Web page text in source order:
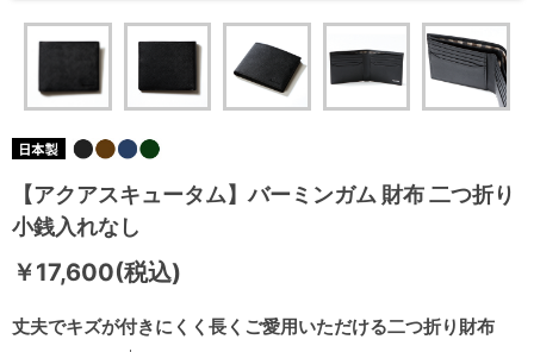
【アクアスキュータム】バーミンガム 財布 二つ折り
小銭入れなし
丈夫でキズが付きにくく長くご愛用いただける二つ折り財布
￥17,600(税込)